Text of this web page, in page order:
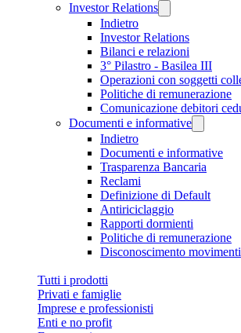
Investor Relations
Indietro
Investor Relations
Bilanci e relazioni
3° Pilastro - Basilea III
Operazioni con soggetti
Politiche di remunerazione
Comunicazione debitori
Documenti e informative
Indietro
Documenti e informative
Trasparenza Bancaria
Reclami
Definizione di Default
Antiriciclaggio
Rapporti dormienti
Politiche di remunerazione
Disconoscimento movimenti
Tutti i prodotti
Privati e famiglie
Imprese e professionisti
Enti e no profit